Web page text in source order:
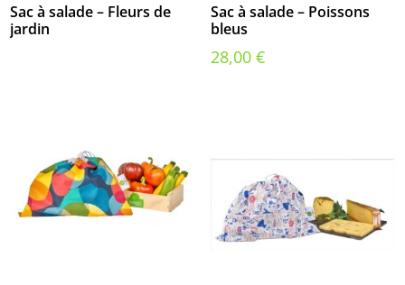
Sac à salade – Fleurs de
jardin
Sac à salade – Poissons
bleus
28,00 €